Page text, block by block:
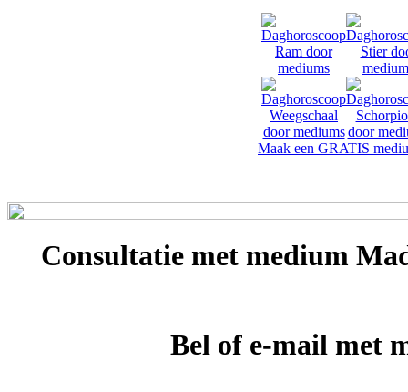
Maak een GRATIS
Consultatie met medium
Bel of e-mail met